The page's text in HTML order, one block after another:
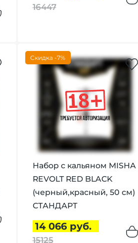
16447
Скидка -7%
Набор с кальяном MISHA
REVOLT RED BLACK
(черный,красный, 50 см)
СТАНДАРТ
14 066 руб.
15125